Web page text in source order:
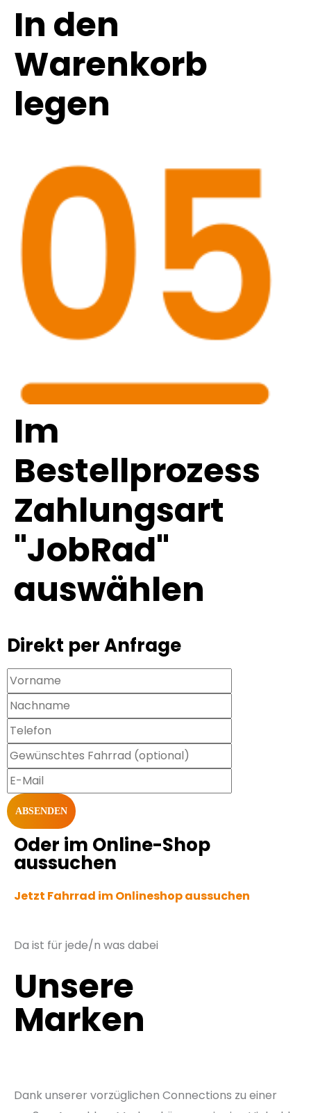
In den
Warenkorb
legen
Im
Bestellprozess
Zahlungsart
"JobRad"
auswählen
Direkt per Anfrage
ABSENDEN
Oder im Online-Shop
aussuchen
Jetzt Fahrrad im Onlineshop aussuchen
Da ist für jede/n was dabei
Unsere
Marken
Dank unserer vorzüglichen Connections zu einer